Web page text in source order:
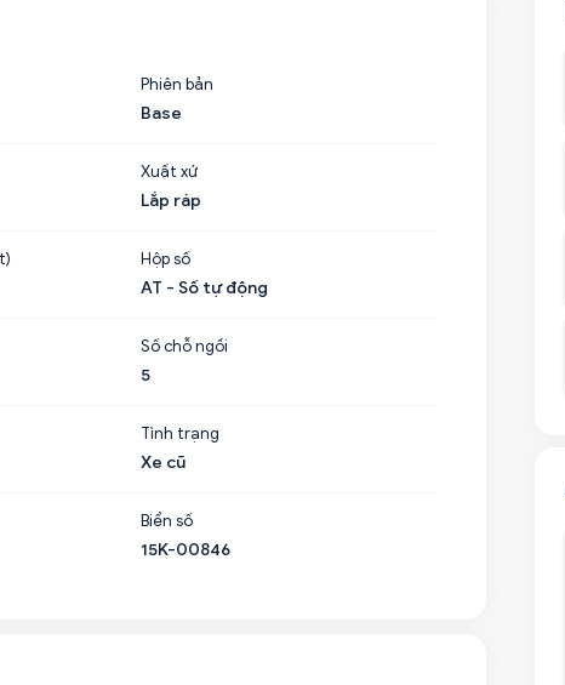
Phiên bản
Base
Xuất xứ
Lắp ráp
Hộp số
AT - Số tự động
Số chỗ ngồi
5
Tình trạng
Xe cũ
Biển số
15K-00846